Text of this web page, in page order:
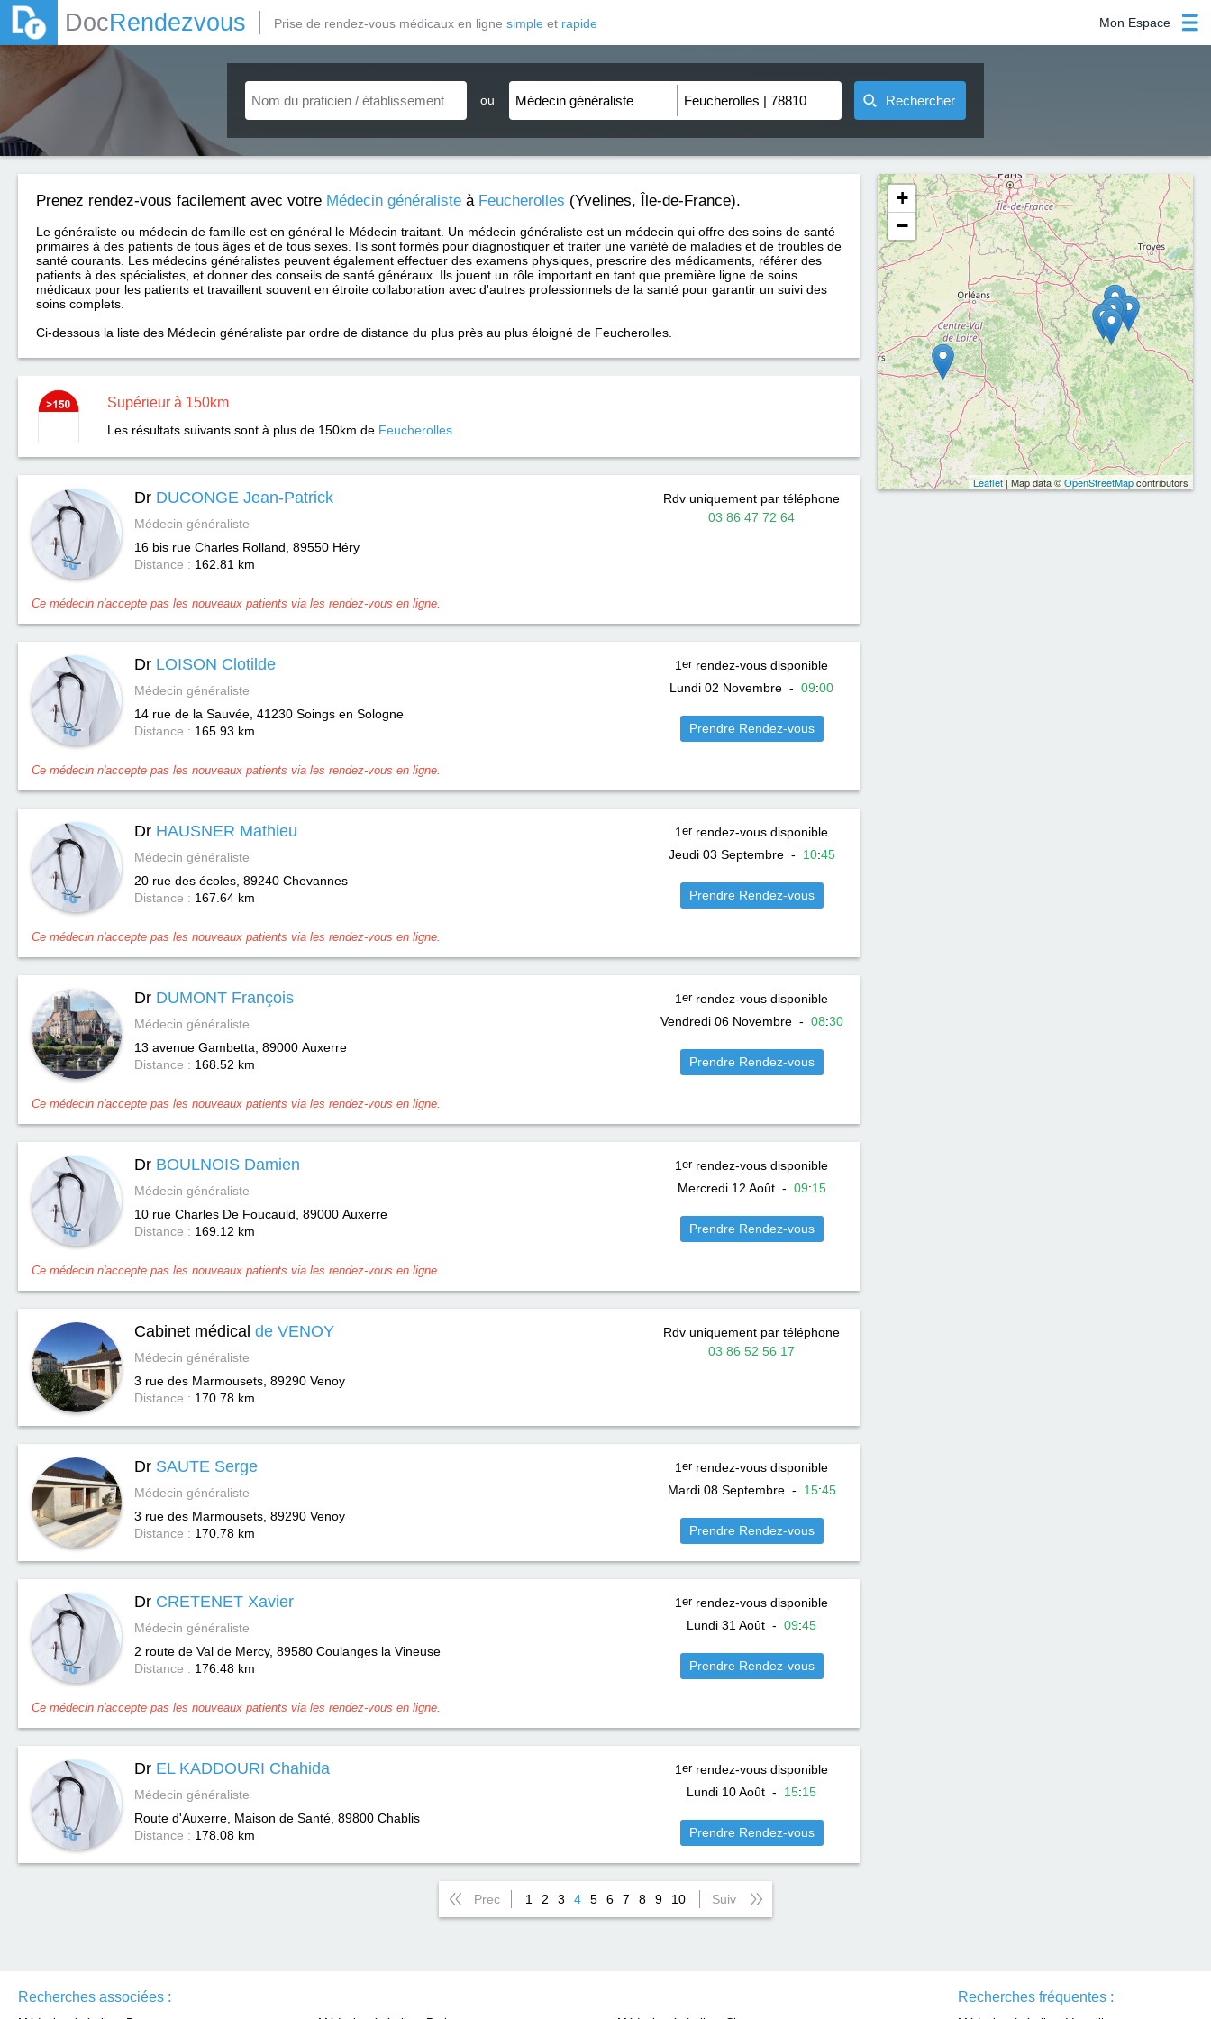
DocRendezvous Prise de rendez-vous médicaux en ligne simple et rapide Mon Espace
ou Rechercher
+
−
Leaflet | Map data ©OpenStreetMapcontributors
Prenez rendez-vous facilement avec votre Médecin généraliste à Feucherolles (Yvelines, Île-de-France).
Le généraliste ou médecin de famille est en général le Médecin traitant. Un médecin généraliste est un médecin qui offre des soins de santé
primaires à des patients de tous âges et de tous sexes. Ils sont formés pour diagnostiquer et traiter une variété de maladies et de troubles de
santé courants. Les médecins généralistes peuvent également effectuer des examens physiques, prescrire des médicaments, référer des
patients à des spécialistes, et donner des conseils de santé généraux. Ils jouent un rôle important en tant que première ligne de soins
médicaux pour les patients et travaillent souvent en étroite collaboration avec d'autres professionnels de la santé pour garantir un suivi des
soins complets.
Ci-dessous la liste des Médecin généraliste par ordre de distance du plus près au plus éloigné de Feucherolles.
Supérieur à 150km
Les résultats suivants sont à plus de 150km de Feucherolles
Dr DUCONGE Jean-Patrick
Médecin généraliste
16 bis rue Charles Rolland, 89550 Héry
Distance : 162.81 km
Rdv uniquement par téléphone
03 86 47 72 64
Ce médecin n'accepte pas les nouveaux patients via les rendez-vous en ligne.
Dr LOISON Clotilde
Médecin généraliste
14 rue de la Sauvée, 41230 Soings en Sologne
Distance : 165.93 km
1 errendez-vous disponible
Lundi 02 Novembre - 09:00
Prendre Rendez-vous
Ce médecin n'accepte pas les nouveaux patients via les rendez-vous en ligne.
Dr HAUSNER Mathieu
Médecin généraliste
20 rue des écoles, 89240 Chevannes
Distance : 167.64 km
1 errendez-vous disponible
Jeudi 03 Septembre- 10:45
Prendre Rendez-vous
Ce médecin n'accepte pas les nouveaux patients via les rendez-vous en ligne.
Dr DUMONT François
Médecin généraliste
13 avenue Gambetta, 89000 Auxerre
Distance : 168.52 km
1 errendez-vous disponible
Vendredi 06 Novembre- 08:30
Prendre Rendez-vous
Ce médecin n'accepte pas les nouveaux patients via les rendez-vous en ligne.
Dr BOULNOIS Damien
Médecin généraliste
10 rue Charles De Foucauld, 89000 Auxerre
Distance : 169.12 km
1 errendez-vous disponible
Mercredi 12 Août- 09:15
Prendre Rendez-vous
Ce médecin n'accepte pas les nouveaux patients via les rendez-vous en ligne.
Cabinet médical de VENOY
Médecin généraliste
3 rue des Marmousets, 89290 Venoy
Distance : 170.78 km
Rdv uniquement par téléphone
03 86 52 56 17
Dr SAUTE Serge
Médecin généraliste
3 rue des Marmousets, 89290 Venoy
Distance : 170.78 km
1 errendez-vous disponible
Mardi 08 Septembre- 15:45
Prendre Rendez-vous
Dr CRETENET Xavier
Médecin généraliste
2 route de Val de Mercy, 89580 Coulanges la Vineuse
Distance : 176.48 km
1 errendez-vous disponible
Lundi 31 Août - 09:45
Prendre Rendez-vous
Ce médecin n'accepte pas les nouveaux patients via les rendez-vous en ligne.
Dr EL KADDOURI Chahida
Médecin généraliste
Route d'Auxerre, Maison de Santé, 89800 Chablis
Distance : 178.08 km
1 errendez-vous disponible
Lundi 10 Août - 15:15
Prendre Rendez-vous
Prec 1 2 3 4 5 6 7 8 9 10 Suiv
Recherches associées : Recherches fréquentes :